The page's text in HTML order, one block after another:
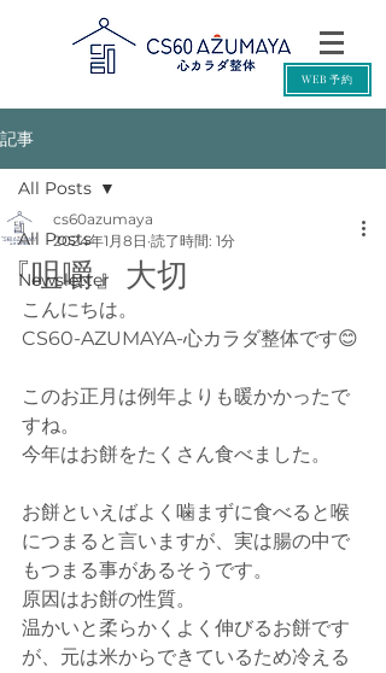
WEB予約
記事
All Posts
Newsletter
All Posts
『咀嚼』大切
cs60azumaya
2024年1月8日 読了時間: 1分
こんにちは。
CS60-AZUMAYA-心カラダ整体です😊
このお正月は例年よりも暖かかったで
すね。
今年はお餅をたくさん食べました。
お餅といえばよく噛まずに食べると喉
につまると言いますが、実は腸の中で
もつまる事があるそうです。
原因はお餅の性質。
温かいと柔らかくよく伸びるお餅です
が、元は米からできているため冷える